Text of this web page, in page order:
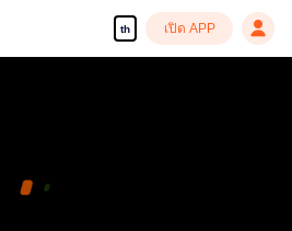
th เปิด APP